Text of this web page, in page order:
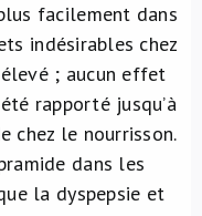
facilement dans
indésirables chez
; aucun effet
rapporté jusqu’à
chez le nourrisson.
dans les
la dyspepsie et